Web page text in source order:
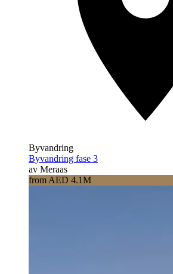
Byvandring
Byvandring fase 3
av Meraas
from AED 4.1M